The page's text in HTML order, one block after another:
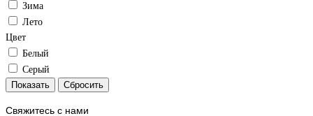
Зима
Лето
Цвет
Белый
Серый
Свяжитесь с нами